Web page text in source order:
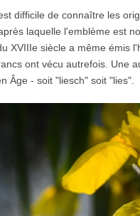
difficile de connaître les
laquelle l'emblème est
XVIIIe siècle a même émis
ont vécu autrefois. Une
Âge - soit "liesch" soit "lies".